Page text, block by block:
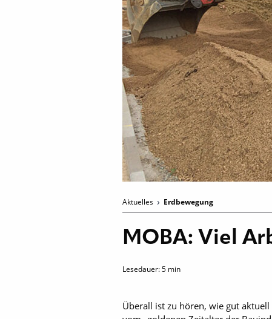
Aktuelles Erdbewegung
MOBA: Viel
Lesedauer:5 min
Überall ist zu hören, wie gut